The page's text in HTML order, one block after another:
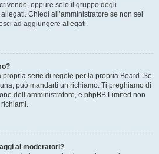
oppure solo il gruppo degli
Chiedi all’amministratore se non sei
ad aggiungere allegati.
serie di regole per la propria Board. Se
può mandarti un richiamo. Ti preghiamo di
dell’amministratore, e phpBB Limited non
richiami.
ai moderatori?